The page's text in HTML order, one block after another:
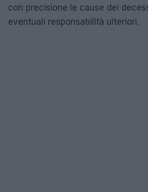
con precisione le cause dei
eventuali responsabilità ulteriori.